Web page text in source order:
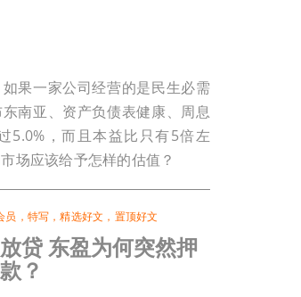
如果一家公司经营的是民生必需
南亚、资产负债表健康、周息
5.0%，而且本益比只有5倍左
场应该给予怎样的估值？
员 ， 特写 ，精选好文 ， 置顶好文
贷 东盈为何突然押
？